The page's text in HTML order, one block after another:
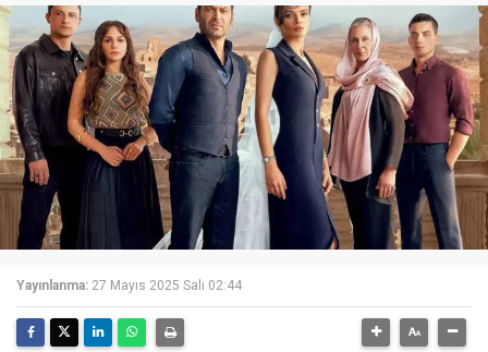
Yayınlanma: 27 Mayıs 2025 Salı 02:44